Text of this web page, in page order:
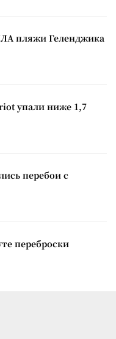
пляжи Геленджика
упали ниже 1,7
перебои с
переброски